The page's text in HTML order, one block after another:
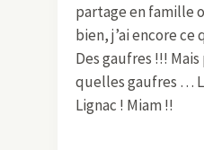
partage en famille
bien, j’ai encore ce
Des gaufres !!!
quelles gaufres …
Lignac ! Miam !!